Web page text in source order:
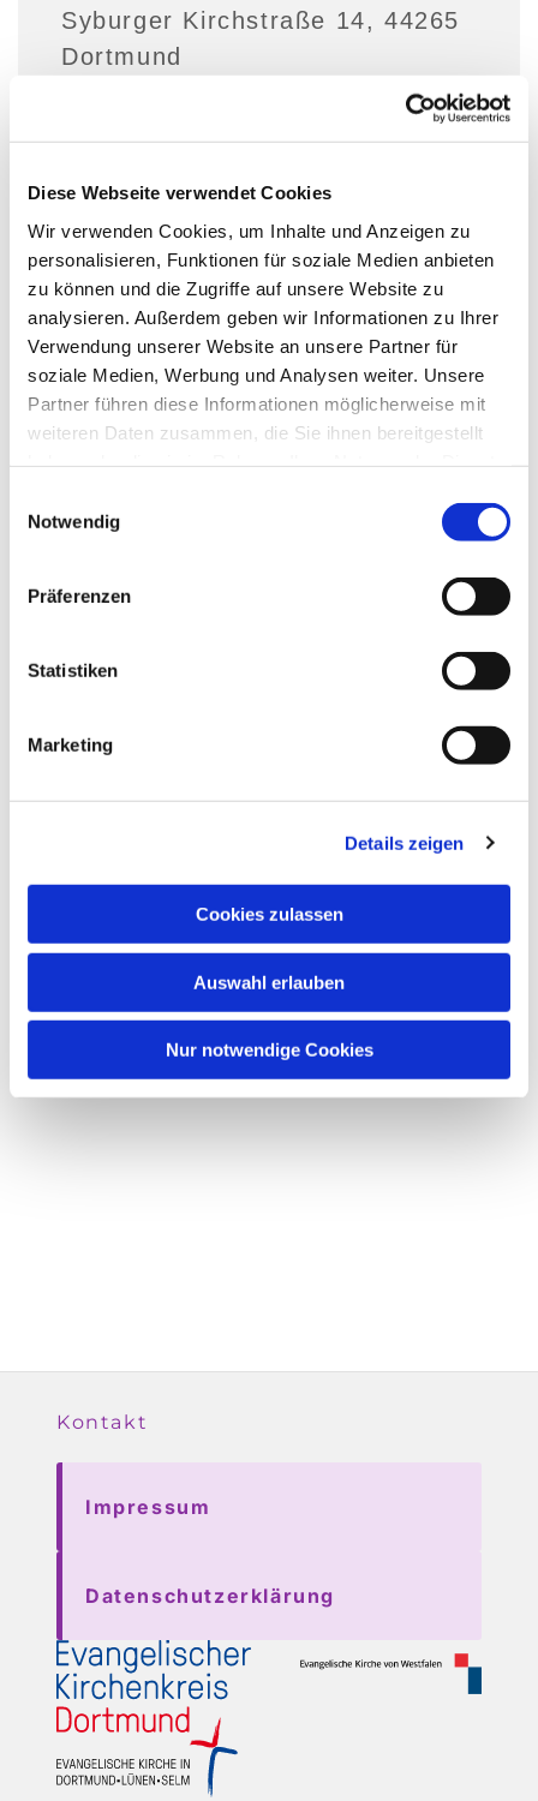
Diese Webseite verwendet Cookies
Wir verwenden Cookies, um Inhalte und Anzeigen zu
personalisieren, Funktionen für soziale Medien anbieten
zu können und die Zugriffe auf unsere Website zu
analysieren. Außerdem geben wir Informationen zu Ihrer
Verwendung unserer Website an unsere Partner für
soziale Medien, Werbung und Analysen weiter. Unsere
Partner führen diese Informationen möglicherweise mit
weiteren Daten zusammen, die Sie ihnen bereitgestellt
Notwendig
Präferenzen
Statistiken
Marketing
Details zeigen
Cookies zulassen
Auswahl erlauben
Nur notwendige Cookies
Syburger Kirchstraße 14, 44265
Dortmund
Dies könnte Sie auch
Kontakt
Impressum
Datenschutzerklärung